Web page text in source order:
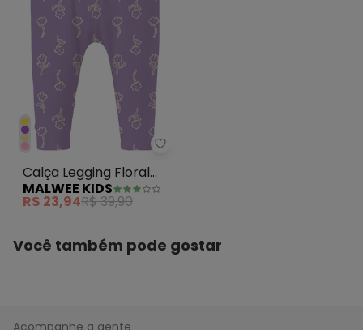
Malwee Kids - Calça Legging
Calça Legging Floral
Lavanda
MALWEE KIDS
R$ 23,94R$ 39,90
Você também pode gostar